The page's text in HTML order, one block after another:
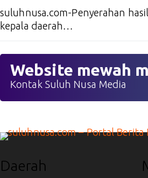
suluhnusa.com-Penyerahan
kepala daerah…
Website mewah
Kontak Suluh Nusa Media
Daerah